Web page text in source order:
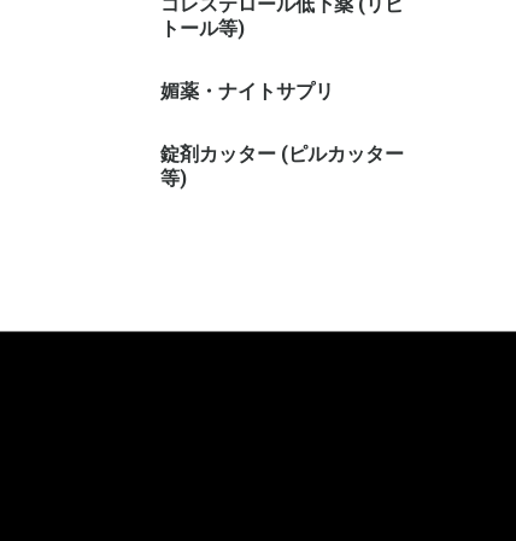
コレステロール低下薬 (リピ
トール等)
媚薬・ナイトサプリ
錠剤カッター (ピルカッター
等)